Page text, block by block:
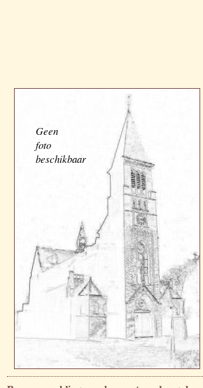
Geen
foto
beschikbaar